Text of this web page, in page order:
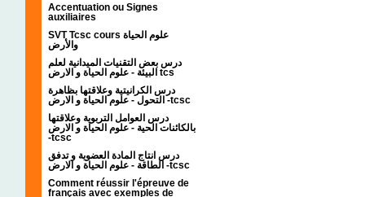
Accentuation ou Signes
auxiliaires
SVT Tcsc cours علوم الحياة
والأرض
درس بعض التقنيات الميدانية لعلم
البيئة - علوم الحياة و الارض tcs
درس الكرانيتية وعلاقتها بظاهرة
التحول - علوم الحياة و الارض -tcsc
درس العوامل التربوية وعلاقتها
بالكائنات الحية - علوم الحياة و الارض
-tcsc
درس انتاج المادة العضوية و تدفق
الطاقة - علوم الحياة و الارض -tcsc
Comment réussir l'épreuve de
français avec exemples de